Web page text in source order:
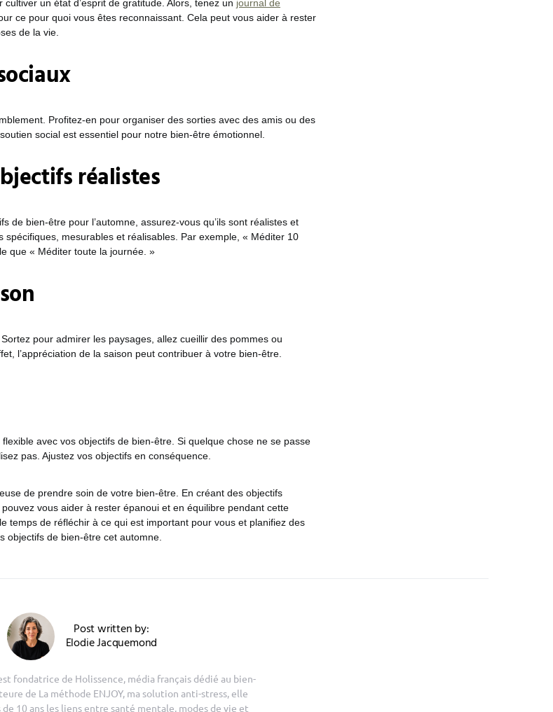
cultiver un état d’esprit de gratitude. Alors, tenez un journal de
ce pour quoi vous êtes reconnaissant. Cela peut vous aider à rester
de la vie.
Profitez-en pour organiser des sorties avec des amis ou des
social est essentiel pour notre bien-être émotionnel.
réalistes
de bien-être pour l’automne, assurez-vous qu’ils sont réalistes et
spécifiques, mesurables et réalisables. Par exemple, « Méditer 10
que « Méditer toute la journée. »
pour admirer les paysages, allez cueillir des pommes ou
l’appréciation de la saison peut contribuer à votre bien-être.
flexible avec vos objectifs de bien-être. Si quelque chose ne se passe
pas. Ajustez vos objectifs en conséquence.
de prendre soin de votre bien-être. En créant des objectifs
vous aider à rester épanoui et en équilibre pendant cette
temps de réfléchir à ce qui est important pour vous et planifiez des
objectifs de bien-être cet automne.
Post written by:
Elodie Jacquemond
fondatrice de Holissence, média français dédié au bien-
de La méthode ENJOY, ma solution anti-stress, elle
10 ans les liens entre santé mentale, modes de vie et